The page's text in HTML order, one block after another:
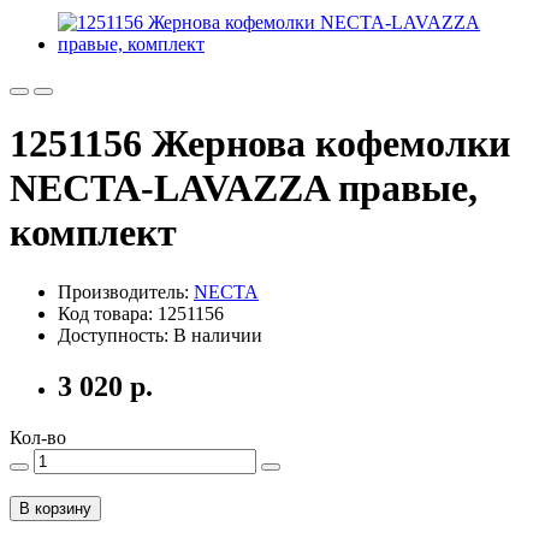
1251156 Жернова кофемолки
NECTA-LAVAZZA правые,
комплект
Производитель: NECTA
Код товара: 1251156
Доступность: В наличии
3 020 р.
Кол-во
В корзину